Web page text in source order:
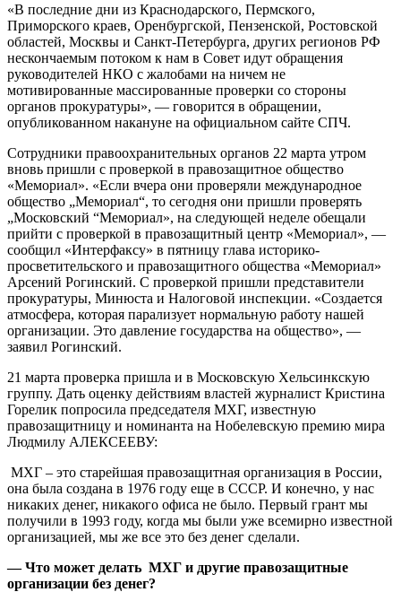
«В последние дни из Краснодарского, Пермского,
Приморского краев, Оренбургской, Пензенской, Ростовской
областей, Москвы и Санкт-Петербурга, других регионов РФ
нескончаемым потоком к нам в Совет идут обращения
руководителей НКО с жалобами на ничем не
мотивированные массированные проверки со стороны
органов прокуратуры», — говорится в обращении,
опубликованном накануне на официальном сайте СПЧ.
Сотрудники правоохранительных органов 22 марта утром
вновь пришли с проверкой в правозащитное общество
«Мемориал». «Если вчера они проверяли международное
общество „Мемориал“, то сегодня они пришли проверять
„Московский “Мемориал», на следующей неделе обещали
прийти с проверкой в правозащитный центр «Мемориал», —
сообщил «Интерфаксу» в пятницу глава историко-
просветительского и правозащитного общества «Мемориал»
Арсений Рогинский. С проверкой пришли представители
прокуратуры, Минюста и Налоговой инспекции. «Создается
атмосфера, которая парализует нормальную работу нашей
организации. Это давление государства на общество», —
заявил Рогинский.
21 марта проверка пришла и в Московскую Хельсинкскую
группу. Дать оценку действиям властей журналист Кристина
Горелик попросила председателя МХГ, известную
правозащитницу и номинанта на Нобелевскую премию мира
Людмилу АЛЕКСЕЕВУ:
МХГ – это старейшая правозащитная организация в России,
она была создана в 1976 году еще в СССР. И конечно, у нас
никаких денег, никакого офиса не было. Первый грант мы
получили в 1993 году, когда мы были уже всемирно известной
организацией, мы же все это без денег сделали.
— Что может делать МХГ и другие правозащитные
организации без денег?